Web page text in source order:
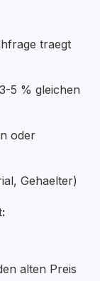
traegt
5 % gleichen
oder
Gehaelter)
alten Preis